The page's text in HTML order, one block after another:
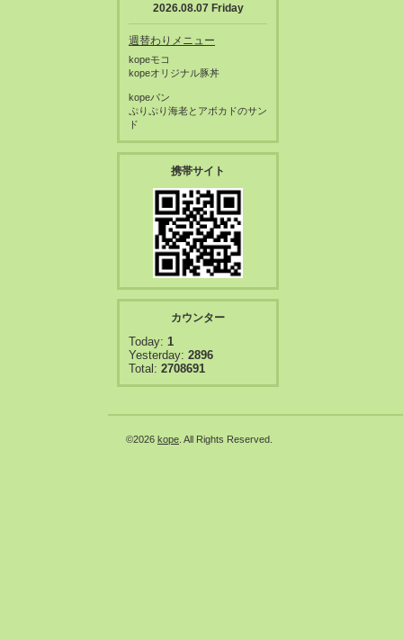
2026.08.07 Friday
週替わりメニュー
kopeモコ
kopeオリジナル豚丼
kopeパン
ぷりぷり海老とアボカドのサン
ド
携帯サイト
カウンター
Today: 1
Yesterday: 2896
Total: 2708691
©2026 kope . All Rights Reserved.